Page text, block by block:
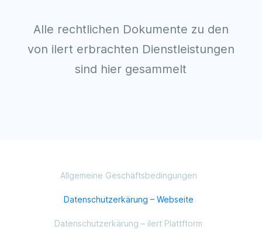
Alle rechtlichen Dokumente zu den
von ilert erbrachten Dienstleistungen
sind hier gesammelt
Allgemeine Geschäftsbedingungen
Datenschutzerkärung – Webseite
Datenschutzerkärung – ilert Plattftorm